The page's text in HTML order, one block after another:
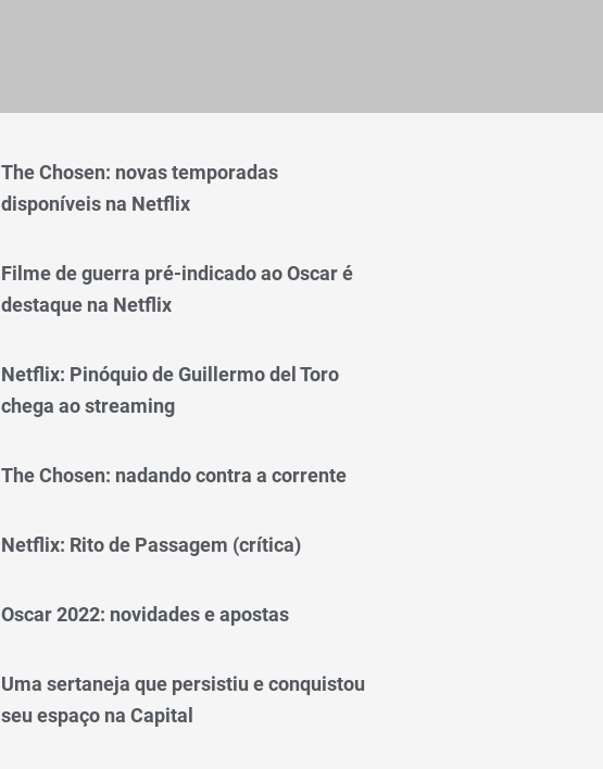
The Chosen: novas temporadas
disponíveis na Netflix
Filme de guerra pré-indicado ao Oscar é
destaque na Netflix
Netflix: Pinóquio de Guillermo del Toro
chega ao streaming
The Chosen: nadando contra a corrente
Netflix: Rito de Passagem (crítica)
Oscar 2022: novidades e apostas
Uma sertaneja que persistiu e conquistou
seu espaço na Capital